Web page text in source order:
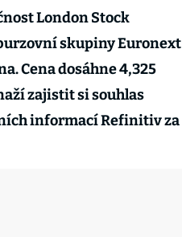
London Stock
skupiny Euronext
Cena dosáhne 4,325
zajistit si souhlas
informací Refinitiv za